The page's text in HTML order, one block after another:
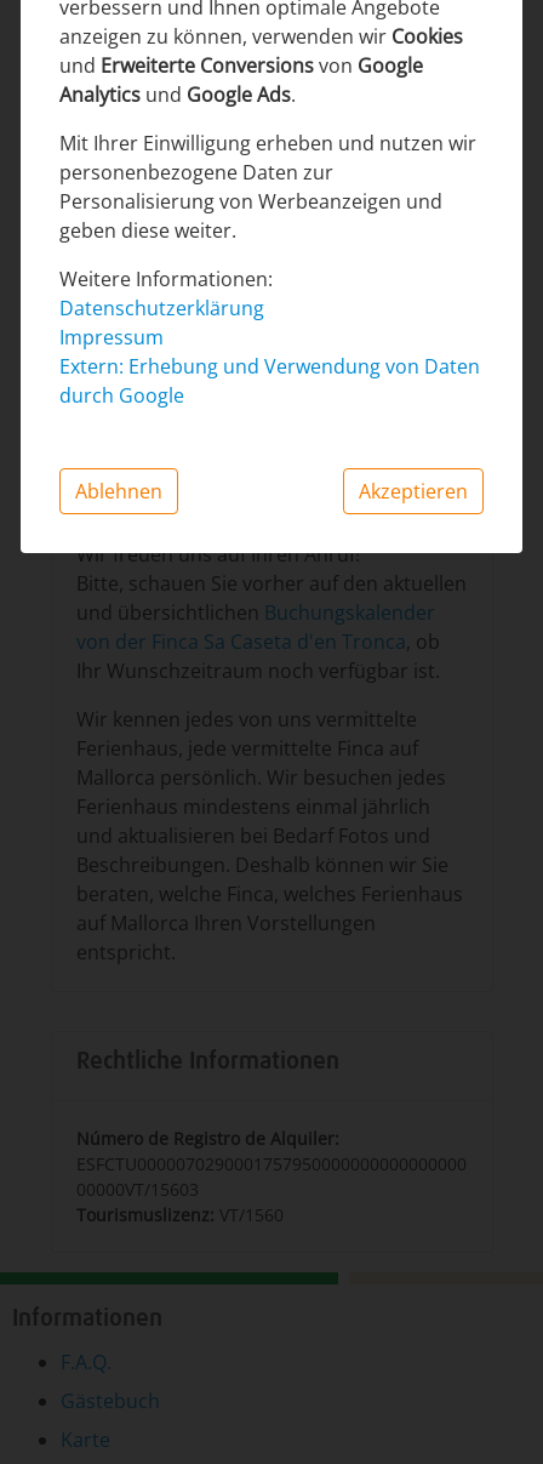
Telefon
+49 7042 9683060
E-Mail
Postadresse
Auf nach Mallorca GmbH
Kehlstraße 99
Unsere Bürozeiten
Montag bis Freitag
Wir freuen uns auf Ihren Anruf!
Bitte, schauen Sie vorher auf den aktuellen
und übersichtlichen Buchungskalender
von der Finca Sa Caseta d'en Tronca, ob
Ihr Wunschzeitraum noch verfügbar ist.
Wir kennen jedes von uns vermittelte
Ferienhaus, jede vermittelte Finca auf
Mallorca persönlich. Wir besuchen jedes
Ferienhaus mindestens einmal jährlich
und aktualisieren bei Bedarf Fotos und
Beschreibungen. Deshalb können wir Sie
beraten, welche Finca, welches Ferienhaus
auf Mallorca Ihren Vorstellungen
entspricht.
Rechtliche Informationen
Número de Registro de Alquiler:
ESFCTU0000070290001757950000000000000000
00000VT/15603
Tourismuslizenz: VT/1560
Informationen
F.A.Q.
Gästebuch
Karte
verbessern und Ihnen optimale Angebote
anzeigen zu können, verwenden wir Cookies
und Erweiterte Conversionsvon Google
Analytics und Google Ads.
Mit Ihrer Einwilligung erheben und nutzen wir
personenbezogene Daten zur
Personalisierung von Werbeanzeigen und
geben diese weiter.
Weitere Informationen:
Datenschutzerklärung
Impressum
Extern: Erhebung und Verwendung von Daten
durch Google
Ablehnen Akzeptieren